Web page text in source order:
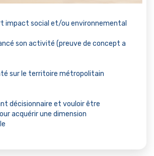
impact social et/ou environnemental
son activité (preuve de concept a
sur le territoire métropolitain
décisionnaire et vouloir être
acquérir une dimension